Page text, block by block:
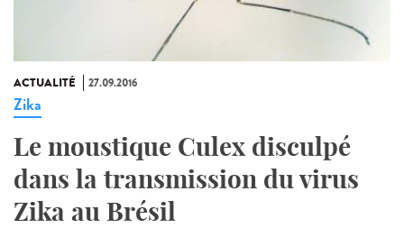
ACTUALITÉ 27.09.2016
Zika
Le moustique Culex disculpé
dans la transmission du virus
Zika au Brésil